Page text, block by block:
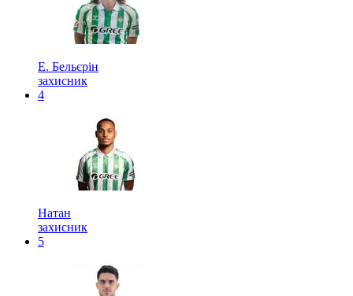
Е. Бельєрін
захисник
4
Натан
захисник
5